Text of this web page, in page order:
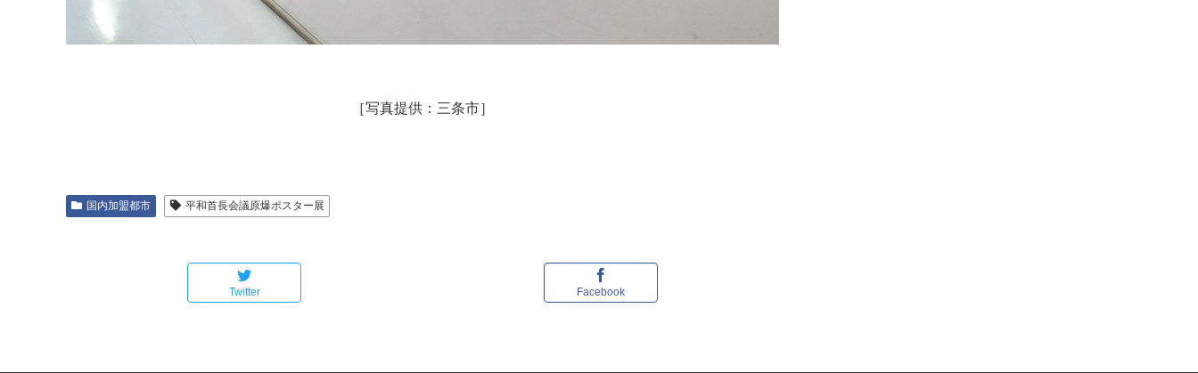
［写真提供：三条市］
国内加盟都市 平和首長会議原爆ポスター展
Twitter Facebook